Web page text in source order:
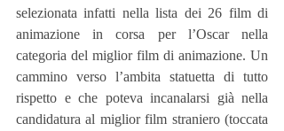
selezionata infatti nella lista dei 26 film di
animazione in corsa per l’Oscar nella
categoria del miglior film di animazione. Un
cammino verso l’ambita statuetta di tutto
rispetto e che poteva incanalarsi già nella
candidatura al miglior film straniero (toccata